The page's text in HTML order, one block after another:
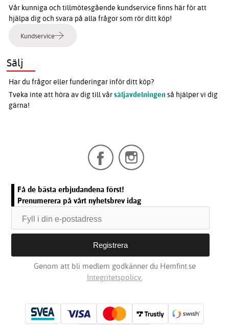
Vår kunniga och tillmötesgående kundservice finns här för att
hjälpa dig och svara på alla frågor som rör ditt köp!
Kundservice
Sälj
Har du frågor eller funderingar inför ditt köp?
Tveka inte att höra av dig till vårsäljavdelningen så hjälper vi dig
gärna!
Få de bästa erbjudandena först!
Prenumerera på vårt nyhetsbrev idag
Genom att bli medlem godkänner du Hemfint.se
Integritetspolicy.